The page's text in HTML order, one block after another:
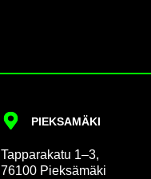
PIEK­SA­MÄ­KI
Tap­pa­ra­ka­tu 1–3,
76100 Piek­sä­mä­ki